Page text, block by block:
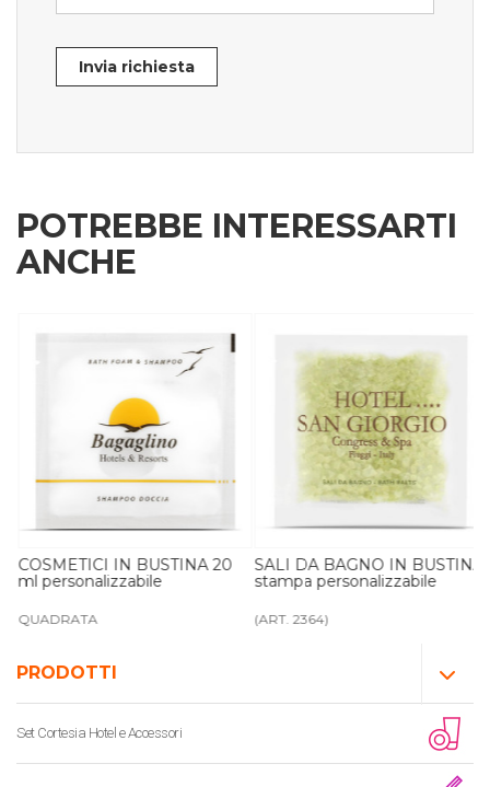
PRODOTTI
Set Cortesia Hotel e Accessori
Invia richiesta
POTREBBE INTERESSARTI
ANCHE
COSMETICI IN BUSTINA 20
ml personalizzabile
QUADRATA
SALI DA BAGNO IN BUSTINA
stampa personalizzabile
(ART. 2364)